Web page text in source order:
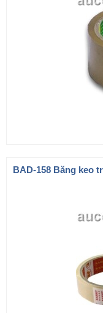
BAD-158 Băng keo